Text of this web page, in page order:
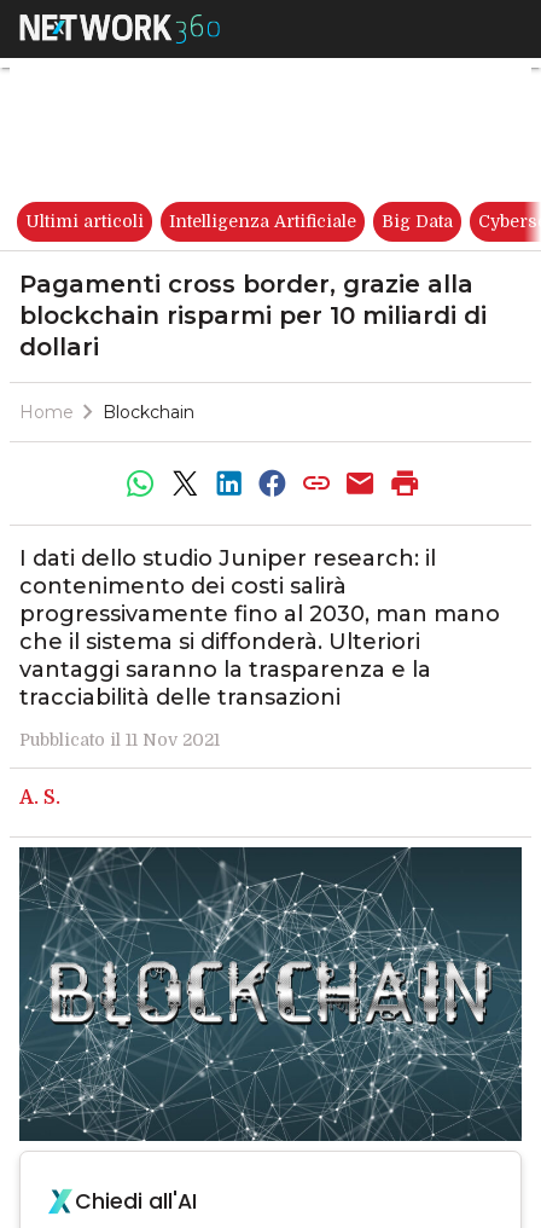
Pagamenti cross border,
Ultimi articoli Intelligenza Artificiale Big Data
Pagamenti cross border, grazie alla
blockchain risparmi per 10 miliardi di
dollari
Home Blockchain
I dati dello studio Juniper research: il
contenimento dei costi salirà
progressivamente fino al 2030, man mano
che il sistema si diffonderà. Ulteriori
vantaggi saranno la trasparenza e la
tracciabilità delle transazioni
Pubblicato il 11 Nov 2021
A. S.
Chiedi all'AI